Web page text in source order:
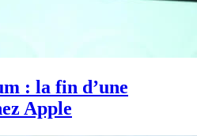
: la fin d’une
Apple